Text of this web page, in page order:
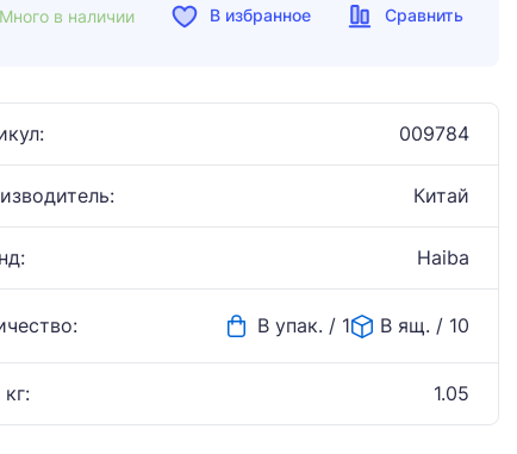
Много в наличии В избранное Сравнить
009784
Китай
Haiba
В упак. / 1 В ящ. / 10
1.05